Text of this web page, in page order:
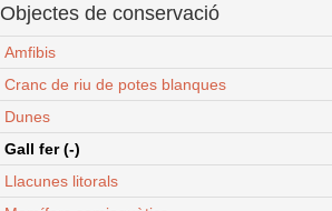
Objectes de conservació
Amfibis
Cranc de riu de potes blanques
Dunes
Gall fer (-)
Llacunes litorals